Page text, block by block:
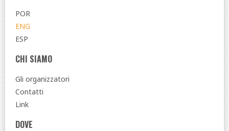
POR
ENG
ESP
CHI SIAMO
Gli organizzatori
Contatti
Link
DOVE